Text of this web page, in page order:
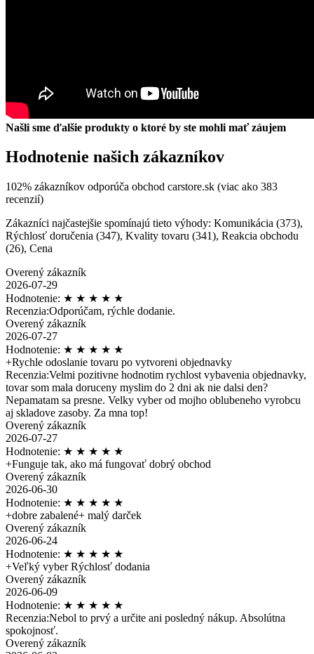
Našli sme ďalšie produkty o ktoré by ste mohli mať záujem
Hodnotenie našich zákazníkov
102% zákazníkov odporúča obchod carstore.sk (viac ako 383
recenzií)
Zákazníci najčastejšie spomínajú tieto výhody: Komunikácia (373),
Rýchlosť doručenia (347), Kvality tovaru (341), Reakcia obchodu
(26), Cena
Overený zákazník
2026-07-29
Hodnotenie: ★ ★ ★ ★ ★
Recenzia:Odporúčam, rýchle dodanie.
Overený zákazník
2026-07-27
Hodnotenie: ★ ★ ★ ★ ★
+Rychle odoslanie tovaru po vytvoreni objednavky
Recenzia:Velmi pozitivne hodnotim rychlost vybavenia objednavky,
tovar som mala doruceny myslim do 2 dni ak nie dalsi den?
Nepamatam sa presne. Velky vyber od mojho oblubeneho vyrobcu
aj skladove zasoby. Za mna top!
Overený zákazník
2026-07-27
Hodnotenie: ★ ★ ★ ★ ★
+Funguje tak, ako má fungovať dobrý obchod
Overený zákazník
2026-06-30
Hodnotenie: ★ ★ ★ ★ ★
+dobre zabalené+ malý darček
Overený zákazník
2026-06-24
Hodnotenie: ★ ★ ★ ★ ★
+Veľký vyber Rýchlosť dodania
Overený zákazník
2026-06-09
Hodnotenie: ★ ★ ★ ★ ★
Recenzia:Nebol to prvý a určite ani posledný nákup. Absolútna
spokojnosť.
Overený zákazník